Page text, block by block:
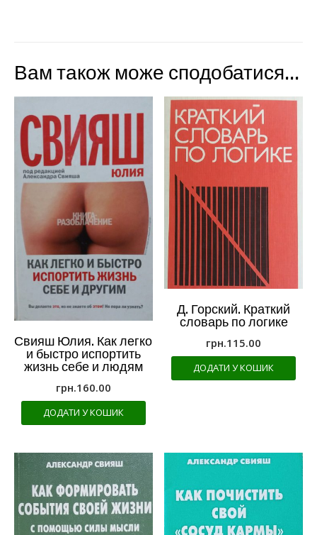
Вам також може сподобатися…
Свияш Юлия. Как легко
и быстро испортить
жизнь себе и людям
грн.160.00
ДОДАТИ У КОШИК
Д. Горский. Краткий
словарь по логике
грн.115.00
ДОДАТИ У КОШИК